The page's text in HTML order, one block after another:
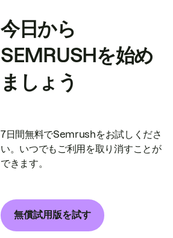
今日から
SEMRUSHを始め
ましょう
7日間無料でSemrushをお試しくださ
い。いつでもご利用を取り消すことが
できます。
無償試用版を試す